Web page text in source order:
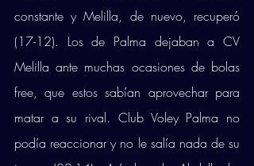
constante y Melilla, de nuevo, recuperó
(17-12). Los de Palma dejaban a CV
Melilla ante muchas ocasiones de bolas
free, que estos sabían aprovechar para
matar a su rival. Club Voley Palma no
podía reaccionar y no le salía nada de su